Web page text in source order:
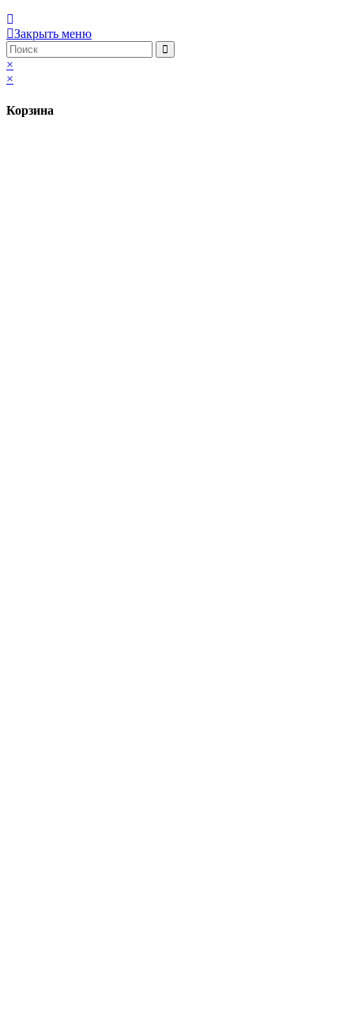
Закрыть меню
×
×
Корзина